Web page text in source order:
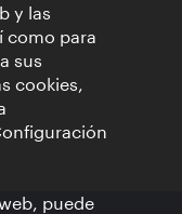
y las
como para
sus
cookies,
puede